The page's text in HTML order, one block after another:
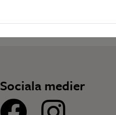
Sociala medier